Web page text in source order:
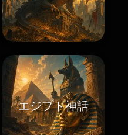
エジプト神話